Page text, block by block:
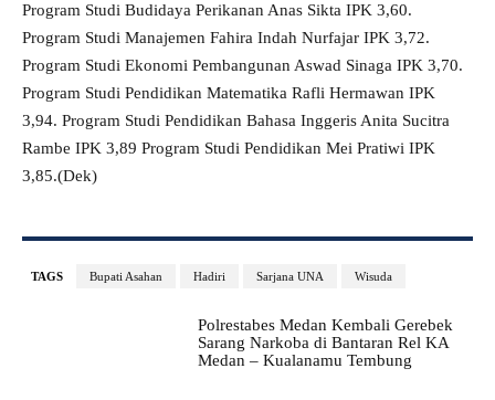
Program Studi Budidaya Perikanan Anas Sikta IPK 3,60.
Program Studi Manajemen Fahira Indah Nurfajar IPK 3,72.
Program Studi Ekonomi Pembangunan Aswad Sinaga IPK 3,70.
Program Studi Pendidikan Matematika Rafli Hermawan IPK
3,94. Program Studi Pendidikan Bahasa Inggeris Anita Sucitra
Rambe IPK 3,89 Program Studi Pendidikan Mei Pratiwi IPK
3,85.(Dek)
TAGS Bupati Asahan Hadiri Sarjana UNA Wisuda
Polrestabes Medan Kembali Gerebek
Sarang Narkoba di Bantaran Rel KA
Medan – Kualanamu Tembung